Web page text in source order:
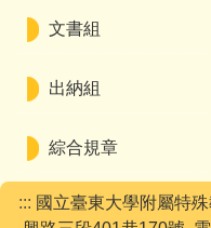
文書組
出納組
綜合規章
::: 國立臺東大學附屬特